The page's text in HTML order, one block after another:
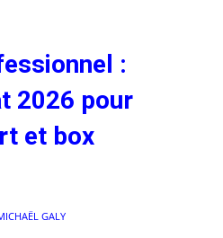
:
2026 pour
et box
GALY